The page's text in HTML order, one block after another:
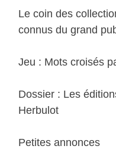
Le coin des
connus du grand
Jeu : Mots croisés
Dossier : Les
Herbulot
Petites annonces